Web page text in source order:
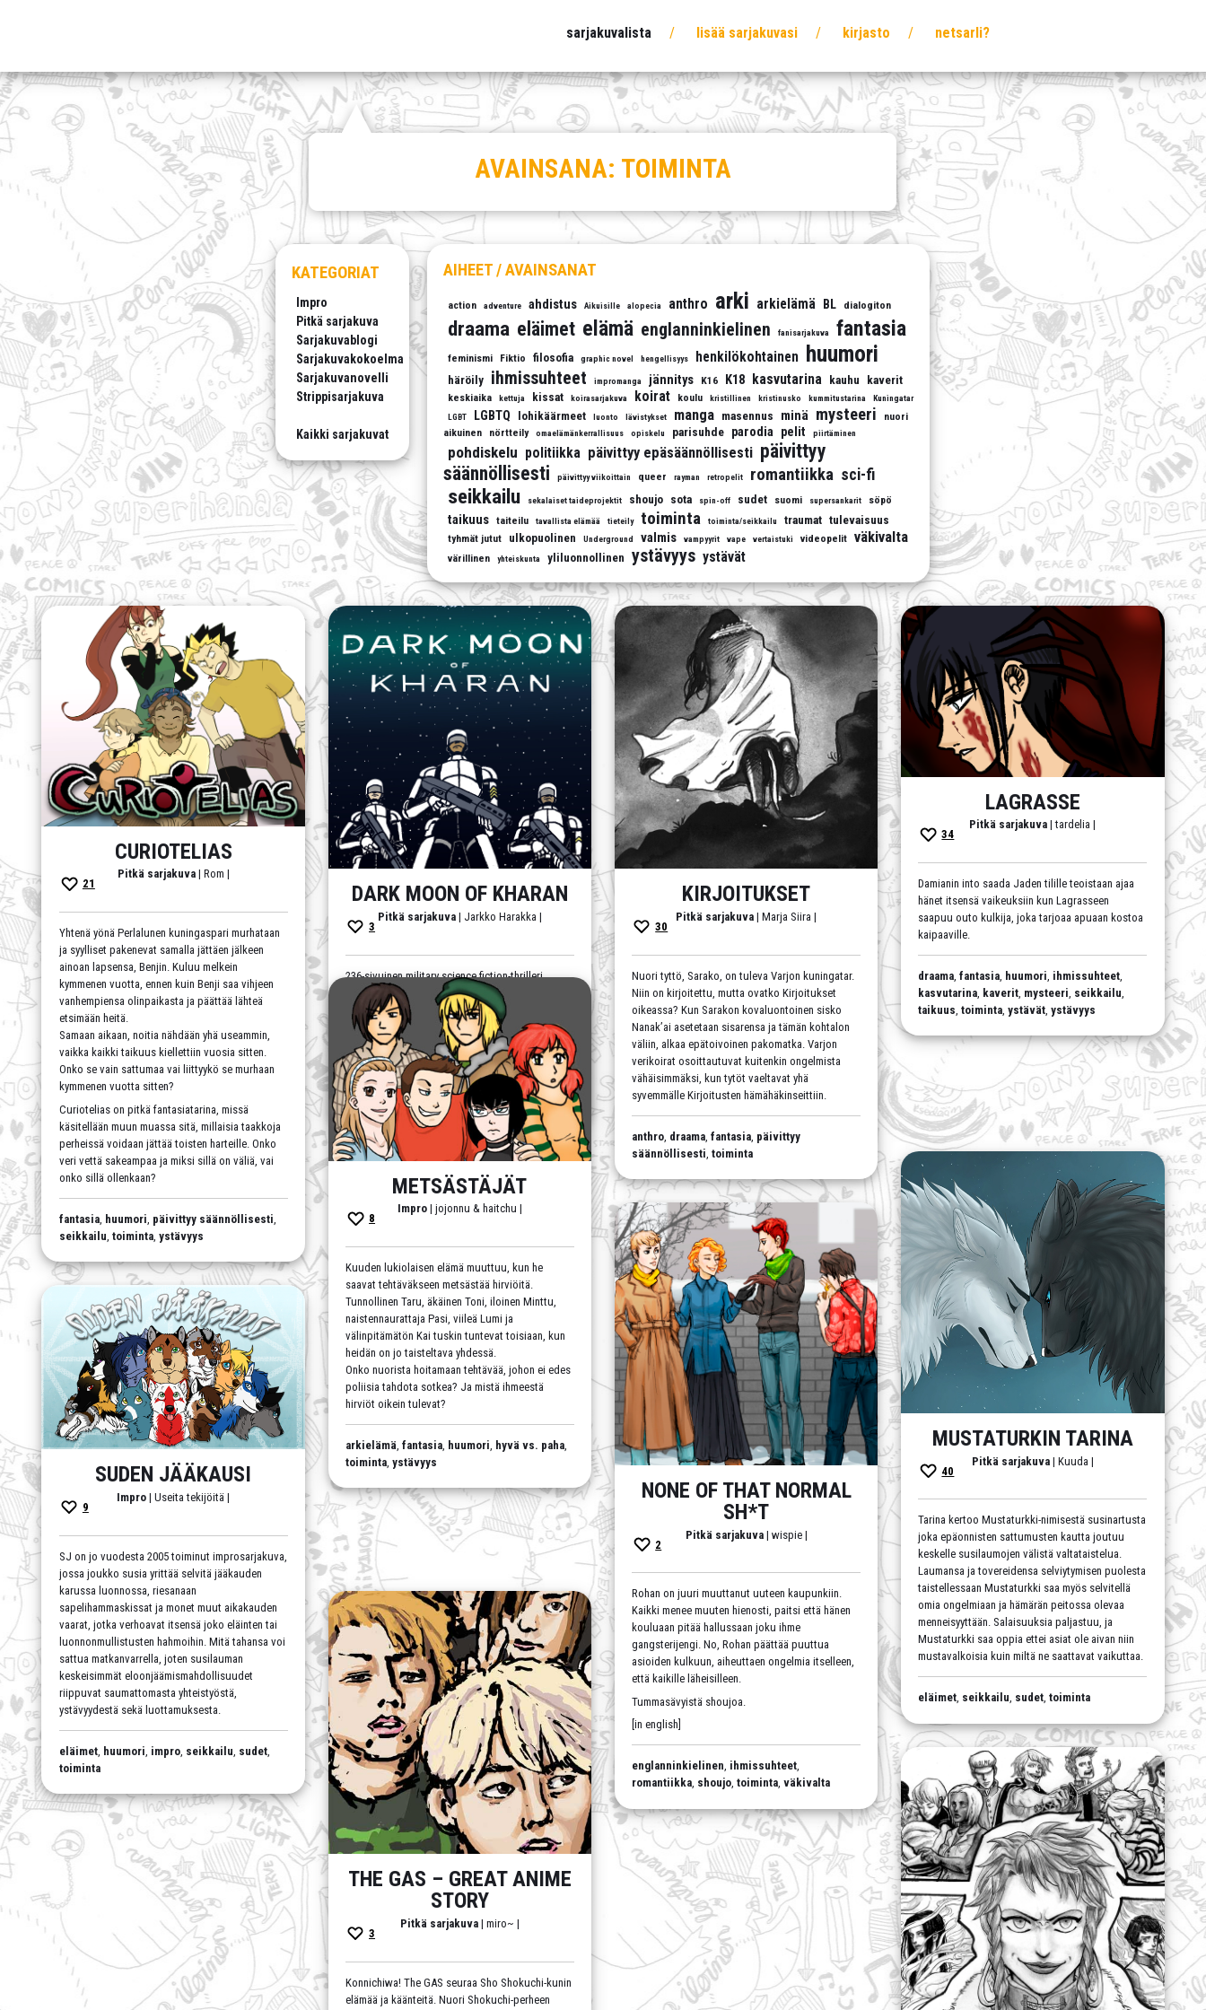
sarjakuvalista lisää sarjakuvasi kirjasto netsarli?
AVAINSANA: TOIMINTA
KATEGORIAT
Impro
Pitkä sarjakuva
Sarjakuvablogi
Sarjakuvakokoelma
Sarjakuvanovelli
Strippisarjakuva
Kaikki sarjakuvat
AIHEET / AVAINSANAT
action adventure ahdistus Aikuisille alopecia anthro arki arkielämä BL dialogiton
draama eläimet elämä englanninkielinen fanisarjakuva fantasia
feminismi Fiktio filosofia graphic novel hengellisyys henkilökohtainen huumori
häröily ihmissuhteet impromanga jännitys K16 K18 kasvutarina kauhu kaverit
keskiaika kettuja kissat koirasarjakuva koirat koulu kristillinen kristinusko kummitustarina
Kuningatar
LGBT
LGBTQ lohikäärmeet luonto lävistykset manga masennus minä mysteeri
nuori
aikuinen
nörtteily omaelämänkerrallisuus opiskelu parisuhde parodia pelit piirtäminen
pohdiskelu politiikka päivittyy epäsäännöllisesti päivittyy
säännöllisesti
päivittyy viikoittain queer rayman retropelit romantiikka sci-fi
seikkailu sekalaiset taideprojektit shoujo sota spin-off sudet suomi supersankarit söpö
taikuus taiteilu tavallista elämää tieteily toiminta toiminta/seikkailu traumat tulevaisuus
tyhmät jutut ulkopuolinen Underground valmis vampyyrit vape vertaistuki videopelit väkivalta
värillinen yhteiskunta yliluonnollinen ystävyys ystävät
CURIOTELIAS
Pitkä sarjakuva| Rom |
21
Yhtenä yönä Perlalunen kuningaspari murhataan
ja syylliset pakenevat samalla jättäen jälkeen
ainoan lapsensa, Benjin. Kuluu melkein
kymmenen vuotta, ennen kuin Benji saa vihjeen
vanhempiensa olinpaikasta ja päättää lähteä
etsimään heitä.
Samaan aikaan, noitia nähdään yhä useammin,
vaikka kaikki taikuus kiellettiin vuosia sitten.
Onko se vain sattumaa vai liittyykö se murhaan
kymmenen vuotta sitten?
Curiotelias on pitkä fantasiatarina, missä
käsitellään muun muassa sitä, millaisia taakkoja
perheissä voidaan jättää toisten harteille. Onko
veri vettä sakeampaa ja miksi sillä on väliä, vai
onko sillä ollenkaan?
fantasia, huumori päivittyy säännöllisesti
seikkailu toiminta, ystävyys
DARK MOON OF KHARAN
Pitkä sarjakuva| Jarkko Harakka |
3
236-sivuinen military science fiction-thrilleri.
Sisältää väkivaltaa ja epäsiveellistä
kielenkäyttöä.
Ei sovellu lapsille.
Sarjakuva on luettavissa alusta loppuun.
action Fiktio,K16 ,sci-fi,sota toiminta,
tulevaisuus, väkivalta
KIRJOITUKSET
Pitkä sarjakuva | Marja Siira |
30
Nuori tyttö, Sarako, on tuleva Varjon kuningatar.
Niin on kirjoitettu, mutta ovatko Kirjoitukset
oikeassa? Kun Sarakon kovaluontoinen sisko
Nanak’ai asetetaan sisarensa ja tämän kohtalon
väliin, alkaa epätoivoinen pakomatka. Varjon
verikoirat osoittautuvat kuitenkin ongelmista
vähäisimmäksi, kun tytöt vaeltavat yhä
syvemmälle Kirjoitusten hämähäkinseittiin.
anthro draama ,fantasia päivittyy
säännöllisesti ,toiminta
LAGRASSE
Pitkä sarjakuva | tardelia |
34
Damianin into saada Jaden tilille teoistaan ajaa
hänet itsensä vaikeuksiin kun Lagrasseen
saapuu outo kulkija, joka tarjoaa apuaan kostoa
kaipaaville.
draama ,fantasia huumori ihmissuhteet
kasvutarina kaverit mysteeri seikkailu
taikuus ,toiminta ,ystävät ,ystävyys
METSÄSTÄJÄT
Impro| jojonnu & haitchu |
8
Kuuden lukiolaisen elämä muuttuu, kun he
saavat tehtäväkseen metsästää hirviöitä.
Tunnollinen Taru, äkäinen Toni, iloinen Minttu,
naistennaurattaja Pasi, viileä Lumi ja
välinpitämätön Kai tuskin tuntevat toisiaan, kun
heidän on jo taisteltava yhdessä.
Onko nuorista hoitamaan tehtävää, johon ei edes
poliisia tahdota sotkea? Ja mistä ihmeestä
hirviöt oikein tulevat?
arkielämä ,fantasia huumori hyvä vs. paha
toiminta ,ystävyys
MUSTATURKIN TARINA
Pitkä sarjakuva| Kuuda |
40
Tarina kertoo Mustaturkki-nimisestä susinartusta
joka epäonnisten sattumusten kautta joutuu
keskelle susilaumojen välistä valtataistelua.
Laumansa ja tovereidensa selviytymisen puolesta
taistellessaan Mustaturkki saa myös selvitellä
omia ongelmiaan ja hämärän peitossa olevaa
menneisyyttään. Salaisuuksia paljastuu, ja
Mustaturkki saa oppia ettei asiat ole aivan niin
mustavalkoisia kuin miltä ne saattavat vaikuttaa.
eläimet, seikkailu, sudet,toiminta
NONE OF THAT NORMAL
SH*T
Pitkä sarjakuva| wispie |
2
Rohan on juuri muuttanut uuteen kaupunkiin.
Kaikki menee muuten hienosti, paitsi että hänen
kouluaan pitää hallussaan joku ihme
gangsterijengi. No, Rohan päättää puuttua
asioiden kulkuun, aiheuttaen ongelmia itselleen,
että kaikille läheisilleen.
Tummasävyistä shoujoa.
[in english]
englanninkielinen, ihmissuhteet,
romantiikka, shoujo,toiminta,väkivalta
SUDEN JÄÄKAUSI
Impro | Useita tekijöitä |
9
SJ on jo vuodesta 2005 toiminut improsarjakuva,
jossa joukko susia yrittää selvitä jääkauden
karussa luonnossa, riesanaan
sapelihammaskissat ja monet muut aikakauden
vaarat, jotka verhoavat itsensä joko eläinten tai
luonnonmullistusten hahmoihin. Mitä tahansa voi
sattua matkanvarrella, joten susilauman
keskeisimmät eloonjäämismahdollisuudet
riippuvat saumattomasta yhteistyöstä,
ystävyydestä sekä luottamuksesta.
eläimet, huumori impro, seikkailu sudet,
toiminta
THE GAS – GREAT ANIME
STORY
Pitkä sarjakuva| miro~ |
3
Konnichiwa! The GAS seuraa Sho Shokuchi-kunin
elämää ja käänteitä. Nuori Shokuchi-perheen